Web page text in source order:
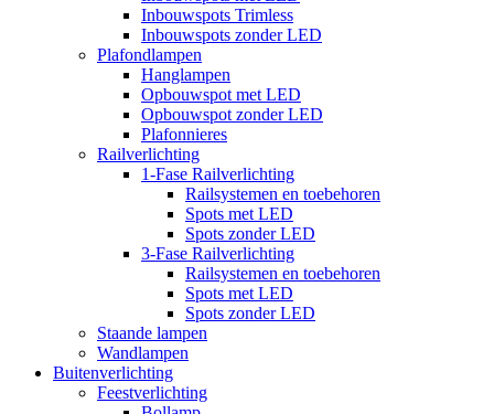
Inbouwspots Trimless
Inbouwspots zonder LED
Plafondlampen
Hanglampen
Opbouwspot met LED
Opbouwspot zonder LED
Plafonnieres
Railverlichting
1-Fase Railverlichting
Railsystemen en toebehoren
Spots met LED
Spots zonder LED
3-Fase Railverlichting
Railsystemen en toebehoren
Spots met LED
Spots zonder LED
Staande lampen
Wandlampen
Buitenverlichting
Feestverlichting